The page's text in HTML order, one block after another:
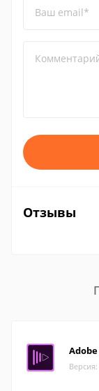
Ваш email*
Отзывы